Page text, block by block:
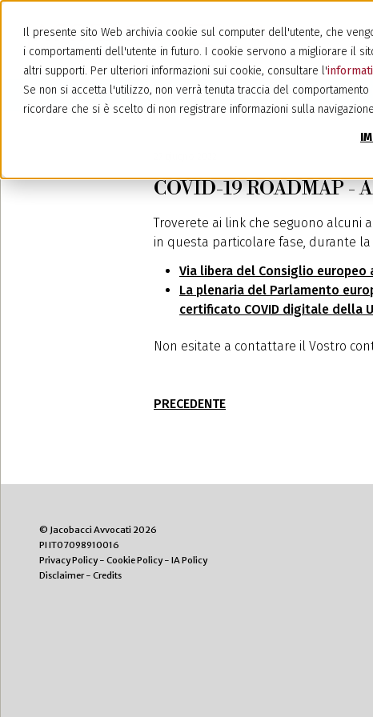
Il presente sito Web archivia cookie sul computer dell'utente, che
i comportamenti dell'utente in futuro. I cookie servono a migliorare il
altri supporti. Per ulteriori informazioni sui cookie, consultare l'
Se non si accetta l'utilizzo, non verrà tenuta traccia del
ricordare che si è scelto di non registrare informazioni sulla
COVID-19 ROADMAP -
Troverete ai link che seguono
in questa particolare fase, durante
Via libera del Consiglio
La plenaria del Parlamento
certificato COVID digitale della
Non esitate a contattare il Vostro
PRECEDENTE
© Jacobacci Avvocati 2026
PI IT07098910016
Privacy Policy- Cookie Policy- IA Policy
Disclaimer- Credits